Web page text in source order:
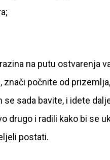
na putu ostvarenja
počnite od
sada bavite, i idete
i radili kako bi se
postati.